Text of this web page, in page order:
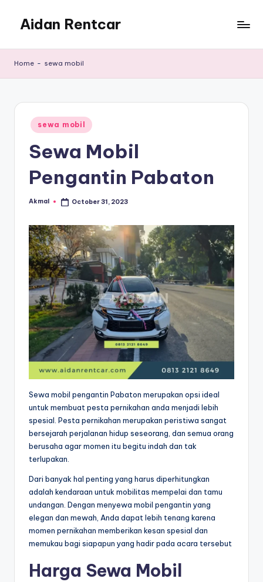
content
Aidan Rentcar
Murah
Home - sewa mobil
Posted
in
sewa mobil
Sewa Mobil
Pengantin Pabaton
Posted
Akmal October 31, 2023
Sewa mobil pengantin Pabaton merupakan opsi ideal
untuk membuat pesta pernikahan anda menjadi lebih
spesial. Pesta pernikahan merupakan peristiwa sangat
bersejarah perjalanan hidup seseorang, dan semua orang
berusaha agar momen itu begitu indah dan tak
terlupakan.
Dari banyak hal penting yang harus diperhitungkan
adalah kendaraan untuk mobilitas mempelai dan tamu
undangan. Dengan menyewa mobil pengantin yang
elegan dan mewah, Anda dapat lebih tenang karena
momen pernikahan memberikan kesan spesial dan
memukau bagi siapapun yang hadir pada acara tersebut
Harga Sewa Mobil